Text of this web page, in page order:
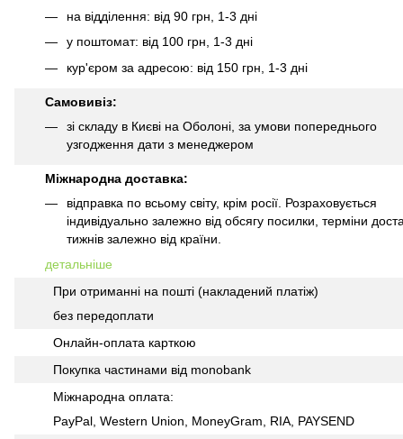
на відділення: від 90 грн, 1-3 дні
у поштомат: від 100 грн, 1-3 дні
кур'єром за адресою: від 150 грн, 1-3 дні
Самовивіз:
зі складу в Києві на Оболоні, за умови попереднього
узгодження дати з менеджером
Міжнародна доставка:
відправка по всьому світу, крім росії. Розраховується
індивідуально залежно від обсягу посилки, терміни
тижнів залежно від країни.
детальніше
При отриманні на пошті (накладений платіж)
без передоплати
Онлайн-оплата карткою
Покупка частинами від monobank
Міжнародна оплата:
PayPal, Western Union, MoneyGram, RIA, PAYSEND